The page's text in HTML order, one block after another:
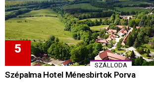
SZÁLLODA
Szépalma Hotel Ménesbirtok Porva